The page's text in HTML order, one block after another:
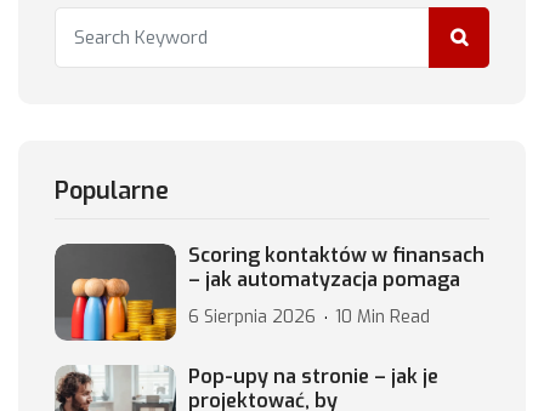
Popularne
Scoring kontaktów w finansach
– jak automatyzacja pomaga
6 Sierpnia 2026 10 Min Read
Pop-upy na stronie – jak je
projektować, by